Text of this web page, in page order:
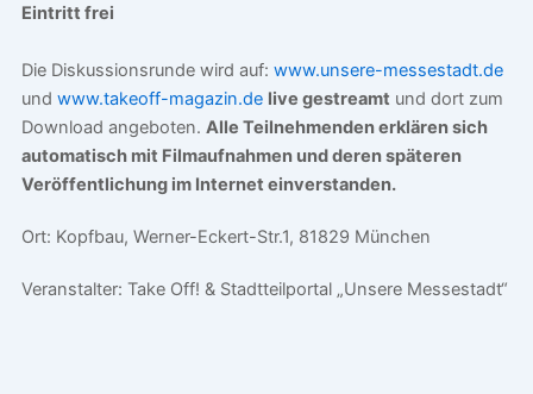
Eintritt frei
Die Diskussionsrunde wird auf: www.unsere-messestadt.de
und www.takeoff-magazin.de live gestreamt und dort zum
Download angeboten. Alle Teilnehmenden erklären sich
automatisch mit Filmaufnahmen und deren späteren
Veröffentlichung im Internet einverstanden.
Ort: Kopfbau, Werner-Eckert-Str.1, 81829 München
Veranstalter: Take Off! & Stadtteilportal „Unsere Messestadt“